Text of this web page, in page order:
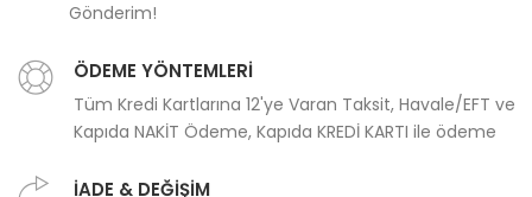
Gönderim!
ÖDEME YÖNTEMLERİ
Tüm Kredi Kartlarına 12'ye Varan Taksit, Havale/EFT ve
Kapıda NAKİT Ödeme, Kapıda KREDİ KARTI ile ödeme
İADE & DEĞİŞİM